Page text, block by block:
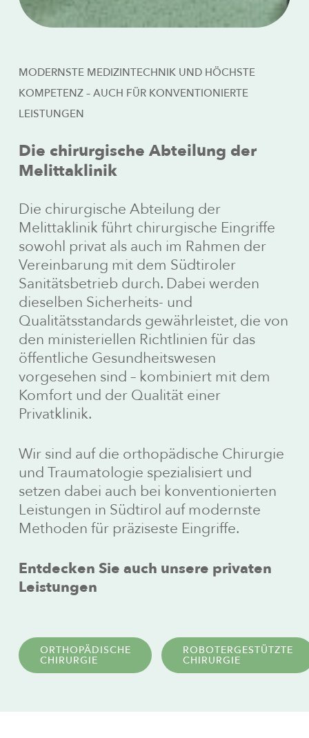
MODERNSTE MEDIZINTECHNIK UND HÖCHSTE
KOMPETENZ – AUCH FÜR KONVENTIONIERTE
LEISTUNGEN
Die chirurgische Abteilung der
Melittaklinik
Die chirurgische Abteilung der
Melittaklinik führt chirurgische Eingriffe
sowohl privat als auch im Rahmen der
Vereinbarung mit dem Südtiroler
Sanitätsbetrieb durch. Dabei werden
dieselben Sicherheits- und
Qualitätsstandards gewährleistet, die von
den ministeriellen Richtlinien für das
öffentliche Gesundheitswesen
vorgesehen sind – kombiniert mit dem
Komfort und der Qualität einer
Privatklinik.
Wir sind auf die orthopädische Chirurgie
und Traumatologie spezialisiert und
setzen dabei auch bei konventionierten
Leistungen in Südtirol auf modernste
Methoden für präziseste Eingriffe.
Entdecken Sie auch unsere privaten
Leistungen
ORTHOPÄDISCHE
CHIRURGIE
ROBOTERGESTÜTZTE
CHIRURGIE